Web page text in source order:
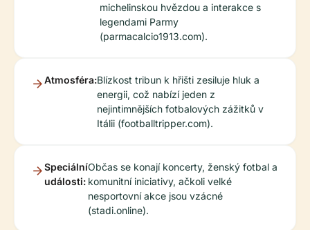
michelinskou hvězdou a interakce s
legendami Parmy
(parmacalcio1913.com).
Atmosféra:Blízkost tribun k hřišti zesiluje hluk a
energii, což nabízí jeden z
nejintimnějších fotbalových zážitků v
Itálii (footballtripper.com).
Speciální
události:
Občas se konají koncerty, ženský fotbal a
komunitní iniciativy, ačkoli velké
nesportovní akce jsou vzácné
(stadi.online).